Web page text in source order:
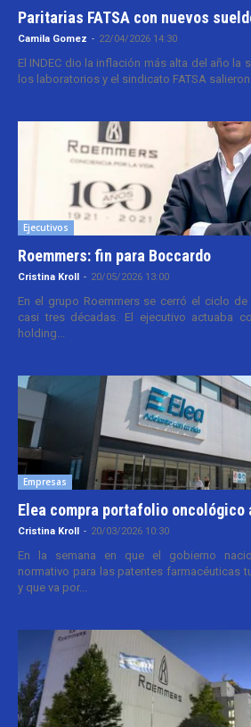
Paritarias FATSA con nuevos
Camila Gomez - 22/04/2026 14:30
El INDEC dio la inflación más alta del año la
los laboratorios y el sindicato FATSA salieron
Ejecutivos
Roemmers: fin para Boccardo
Cristina Kroll - 20/05/2026 13:00
En el grupo Roemmers se cerró el ciclo
casi tres décadas. El ejecutivo actuaba
holding...
Empresas
Elea compra portafolio oncológico
Cristina Kroll - 20/03/2026 10:30
En la semana en que el gobierno
normativo para las patentes farmacéuticas
y que va por...